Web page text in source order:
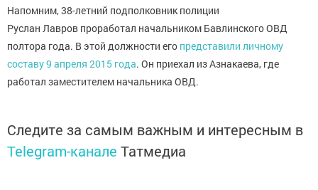
Напомним, 38-летний подполковник полиции
Руслан Лавров проработал начальником Бавлинского ОВД
полтора года. В этой должности его представили личному
составу 9 апреля 2015 года. Он приехал из Азнакаева, где
работал заместителем начальника ОВД.
Следите за самым важным и интересным в
Telegram-канале Татмедиа